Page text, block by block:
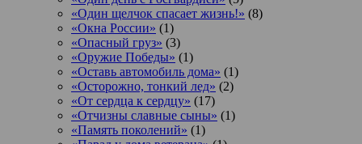
«Один щелчок спасает жизнь!» (8)
«Окна России» (1)
«Опасный груз» (3)
«Оружие Победы» (1)
«Оставь автомобиль дома» (1)
«Осторожно, тонкий лед» (2)
«От сердца к сердцу» (17)
«Отчизны славные сыны» (1)
«Память поколений» (1)